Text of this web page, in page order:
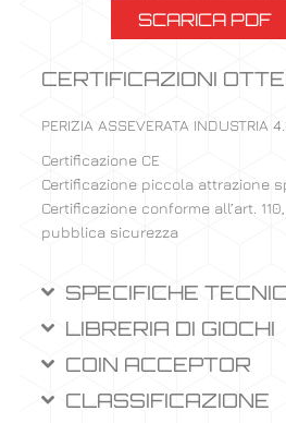
SCARICA PDF
CERTIFICAZIONI
PERIZIA ASSEVERATA INDUSTRIA
Certificazione CE
Certificazione piccola attrazione
Certificazione conforme all’art.
pubblica sicurezza
SPECIFICHE
LIBRERIA DI GIOCHI
COIN ACCEPTOR
CLASSIFICAZIONE​